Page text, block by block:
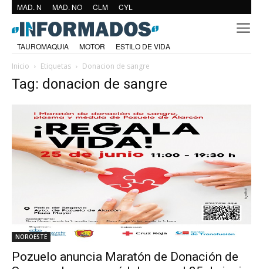
MAD. N MAD. NO CLM CYL
TAUROMAQUIA MOTOR
ESTILO DE VIDA
Inicio
Etiquetas Donacion de sangre
Tag: donacion de sangre
NOROESTE
Pozuelo anuncia Maratón de Donación de